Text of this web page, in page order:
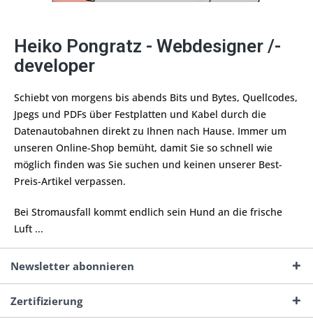
Heiko Pongratz - Webdesigner /-
developer
Schiebt von morgens bis abends Bits und Bytes, Quellcodes,
Jpegs und PDFs über Festplatten und Kabel durch die
Datenautobahnen direkt zu Ihnen nach Hause. Immer um
unseren Online-Shop bemüht, damit Sie so schnell wie
möglich finden was Sie suchen und keinen unserer Best-
Preis-Artikel verpassen.
Bei Stromausfall kommt endlich sein Hund an die frische
Luft ...
Newsletter abonnieren
Zertifizierung